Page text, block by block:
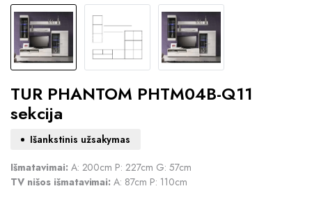
TUR PHANTOM PHTM04B-Q11
sekcija
Išankstinis užsakymas
Išmatavimai: A: 200cm P: 227cm G: 57cm
TV nišos išmatavimai: A: 87cm P: 110cm